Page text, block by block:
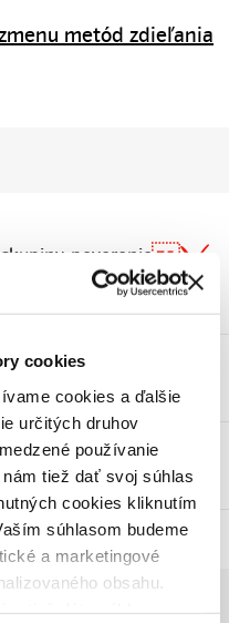
cookies
cookies a ďalšie
určitých druhov
používanie
tiež dať svoj súhlas
cookies kliknutím
súhlasom budeme
a marketingové
obsahu.
metód zdieľania
poverenie
do skupiny
vyplnenia
kW – vzor
osobných